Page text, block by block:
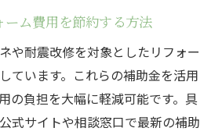
ム費用を節約する方法
や耐震改修を対象としたリフォー
ています。これらの補助金を活用
の負担を大幅に軽減可能です。具
式サイトや相談窓口で最新の補助